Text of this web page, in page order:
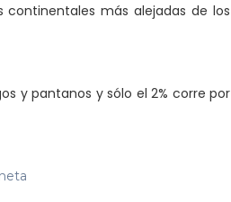
continentales más alejadas de los
y pantanos y sólo el 2% corre por